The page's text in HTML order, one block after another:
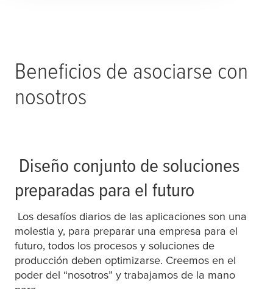
Beneficios de asociarse con
nosotros
Diseño conjunto de soluciones
preparadas para el futuro
Los desafíos diarios de las aplicaciones son una
molestia y, para preparar una empresa para el
futuro, todos los procesos y soluciones de
producción deben optimizarse. Creemos en el
poder del “nosotros” y trabajamos de la mano